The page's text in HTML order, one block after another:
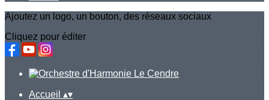
Ajoutez un logo, un bouton, des réseaux sociaux
Cliquez pour éditer
Accueil ▴▾